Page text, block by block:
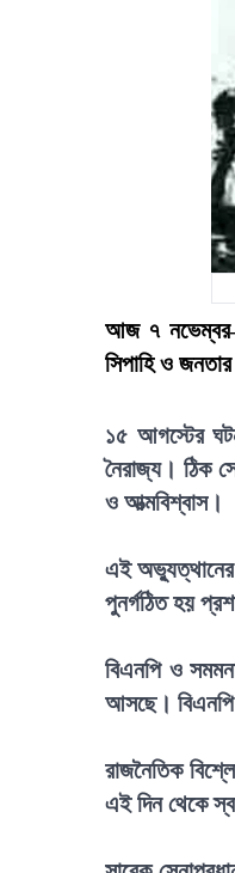
আজ ৭ নভেম্বর—
সিপাহি ও
১৫ আগস্টের
নৈরাজ্য। ঠিক
ও আত্মবিশ্বাস।
এই অভ্যুত্থানের
পুনর্গঠিত হয়
বিএনপি ও
আসছে। বিএনপি
রাজনৈতিক
এই দিন থেকে